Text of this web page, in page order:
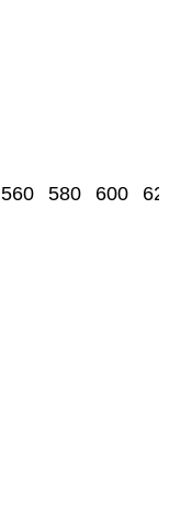
560 580 600